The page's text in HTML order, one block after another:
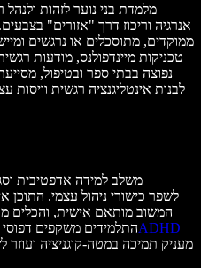
אנרגיה וריכוז דרך "אזורים"
ממוקדים, מתוסכלים או נרגשים
טכניקות מיינדפולנס, מודעות
משלב למידה אדפטיבית
המשוב מותאם אישית, והכלים
התלמידים משקפיםADHD